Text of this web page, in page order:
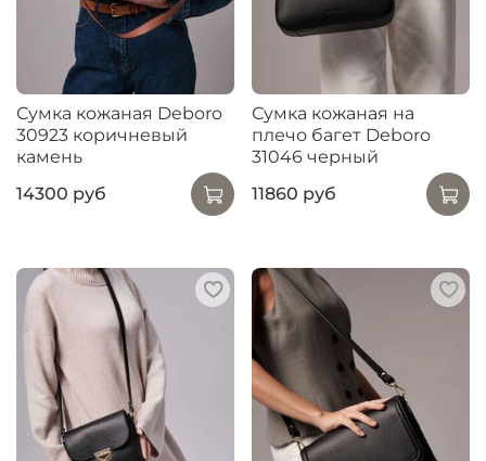
Сумка кожаная Deboro
30923 коричневый
камень
14300 руб
Сумка кожаная на
плечо багет Deboro
31046 черный
11860 руб